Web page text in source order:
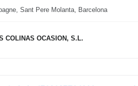
Sant Pere Molanta, Barcelona
COLINAS OCASION, S.L.